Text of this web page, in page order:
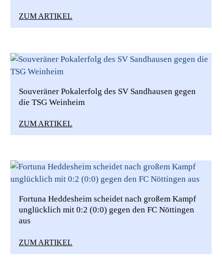
ZUM ARTIKEL
Souveräner Pokalerfolg des SV Sandhausen gegen
die TSG Weinheim
ZUM ARTIKEL
Fortuna Heddesheim scheidet nach großem Kampf
unglücklich mit 0:2 (0:0) gegen den FC Nöttingen
aus
ZUM ARTIKEL